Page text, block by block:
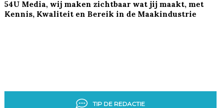
54U Media, wij maken zichtbaar wat jij maakt, met
Kennis, Kwaliteit en Bereik in de Maakindustrie
TIP DE REDACTIE